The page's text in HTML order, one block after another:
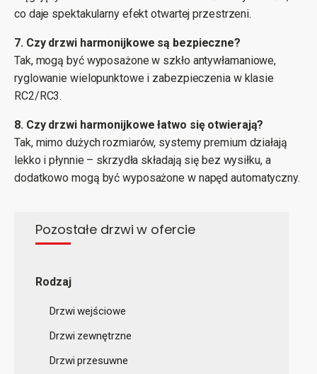
Pozostałe drzwi w ofercie
Rodzaj
Drzwi wejściowe
Drzwi zewnętrzne
Drzwi przesuwne
co daje spektakularny efekt otwartej przestrzeni.
7. Czy drzwi harmonijkowe są bezpieczne?
Tak, mogą być wyposażone w szkło antywłamaniowe,
ryglowanie wielopunktowe i zabezpieczenia w klasie
RC2/RC3.
8. Czy drzwi harmonijkowe łatwo się otwierają?
Tak, mimo dużych rozmiarów, systemy premium działają
lekko i płynnie – skrzydła składają się bez wysiłku, a
dodatkowo mogą być wyposażone w napęd automatyczny.